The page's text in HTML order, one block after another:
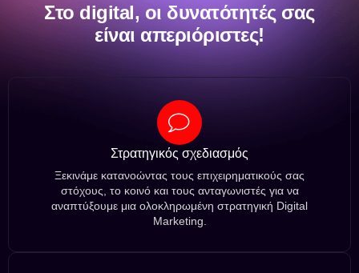
Στο digital, οι δυνατότητές σας
είναι απεριόριστες!
Στρατηγικός σχεδιασμός
Ξεκινάμε κατανοώντας τους επιχειρηματικούς σας
στόχους, το κοινό και τους ανταγωνιστές για να
αναπτύξουμε μια ολοκληρωμένη στρατηγική Digital
Marketing.